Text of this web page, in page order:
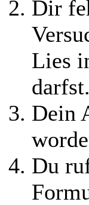
Dir
Lies
darfst.
Dein
Du